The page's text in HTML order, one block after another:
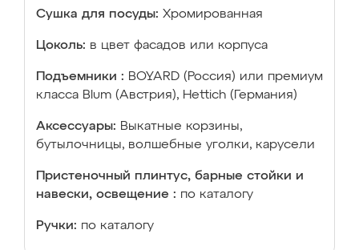
Сушка для посуды: Хромированная
Цоколь: в цвет фасадов или корпуса
Подъемники : BOYARD (Россия) или премиум
класса Blum (Австрия), Hettich (Германия)
Аксессуары: Выкатные корзины,
бутылочницы, волшебные уголки, карусели
Пристеночный плинтус, барные стойки и
навески, освещение : по каталогу
Ручки: по каталогу